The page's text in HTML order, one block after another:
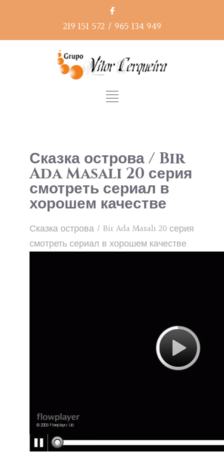
219 151 572 / 965 134 949
Сказка острова / Bir
Ada Masalı 20 серия
смотреть сериал в
хорошем качестве
Сказка острова / Bir Ada Masalı 20 серия
смотреть сериал в хорошем качестве